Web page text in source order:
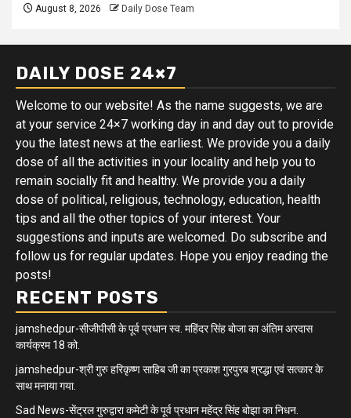
August 8, 2026 Daily Dose Team
DAILY DOSE 24×7
Welcome to our website! As the name suggests, we are
at your service 24×7 working day in and day out to provide
you the latest news at the earliest. We provide you a daily
dose of all the activities in your locality and help you to
remain socially fit and healthy. We provide you a daily
dose of political, religious, technology, education, health
tips and all the other topics of your interest. Your
suggestions and inputs are welcomed. Do subscribe and
follow us for regular updates. Hope you enjoy reading the
posts!
RECENT POSTS
jamshedpur-सीजीपीसी के पूर्व प्रधान स्व. महिंदर सिंह बोजा का अंतिम अरदास
कार्यक्रम 18 को.
jamshedpur-श्री गुरु हरिकृष्ण साहिब जी का प्रकाश गुरपुरब श्रद्धा एवं सत्कार के
साथ मनाया गया.
Sad News-सेंट्रल गुरुद्वारा कमेटी के पूर्व प्रधान महेंद्र सिंह बोझा का निधन.